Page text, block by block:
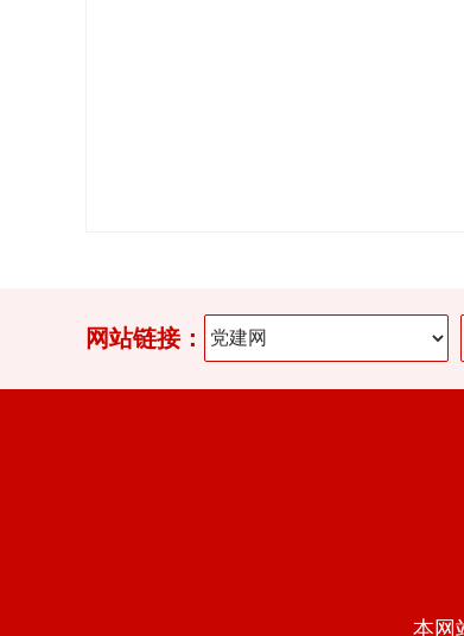
网站链接：
本网